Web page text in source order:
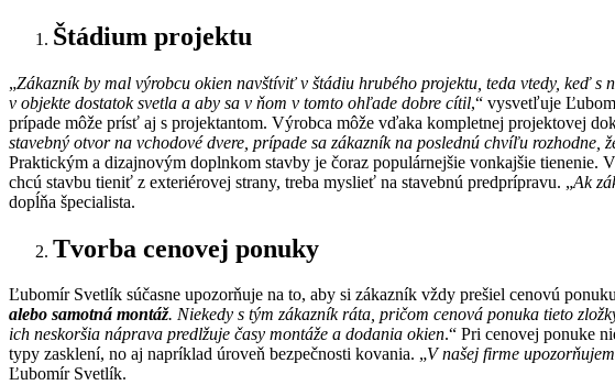
Štádium projektu
„Zákazník by mal výrobcu okien navštíviť v štádiu hrubého projektu, teda vtedy, keď
v objekte dostatok svetla a aby sa v ňom v tomto ohľade dobre cítil,“ vysvetľuje
prípade môže prísť aj s projektantom. Výrobca môže vďaka kompletnej projektovej
stavebný otvor na vchodové dvere, prípade sa zákazník na poslednú chvíľu rozhodne,
Praktickým a dizajnovým doplnkom stavby je čoraz populárnejšie vonkajšie tienenie.
chcú stavbu tieniť z exteriérovej strany, treba myslieť na stavebnú predprípravu. „Ak
dopĺňa špecialista.
Tvorba cenovej ponuky
Ľubomír Svetlík súčasne upozorňuje na to, aby si zákazník vždy prešiel cenovú
alebo samotná montáž. Niekedy s tým zákazník ráta, pričom cenová ponuka tieto
ich neskoršia náprava predlžuje časy montáže a dodania okien.“ Pri cenovej ponuke
typy zasklení, no aj napríklad úroveň bezpečnosti kovania. „V našej firme
Ľubomír Svetlík.